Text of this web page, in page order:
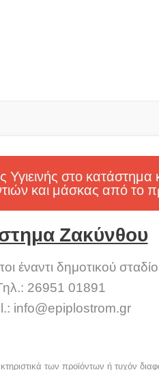
στο
και μάσκας από το
Ζακύνθου
έναντι δημοτικού
26951 01891
info@epiplostrom.gr
των προϊόντων ή τυχόν